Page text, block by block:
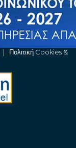
| Πολιτική Cookies &